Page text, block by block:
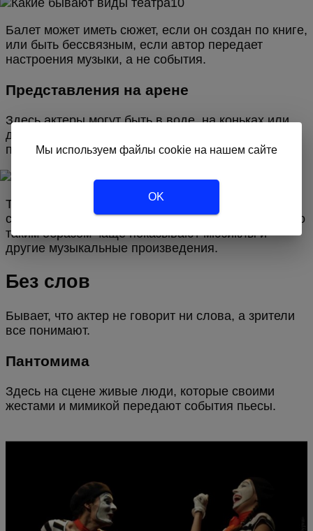
Балет может иметь сюжет, если он создан по книге,
или быть бессвязным, если автор передает
настроения музыки, а не события.
Представления на арене
Здесь актеры могут быть в воде, на коньках или
даже велосипедах. Это способ современно
показать классические постановки.
Тут используется минимум декораций, максимум
спецэффектов, а действие настолько быстрое, что
таким образом чаще показывают мюзиклы и
другие музыкальные произведения.
Без слов
Бывает, что актер не говорит ни слова, а зрители
все понимают.
Пантомима
Здесь на сцене живые люди, которые своими
жестами и мимикой передают события пьесы.
Мы используем файлы cookie на нашем сайте
OK